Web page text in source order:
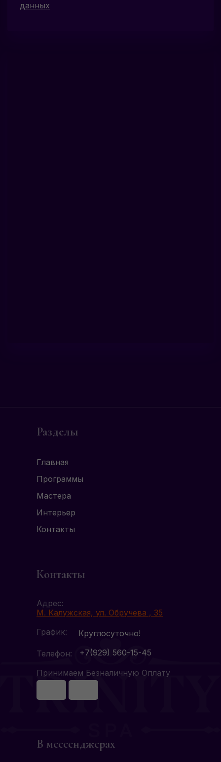
данных
Разделы
Главная
Программы
Мастера
Интерьер
Контакты
Контакты
Адрес:
М. Калужская, ул. Обручева , 35
График:
Круглосуточно!
Телефон: +7(929) 560-15-45
Принимаем Безналичную Оплату
В мессенджерах